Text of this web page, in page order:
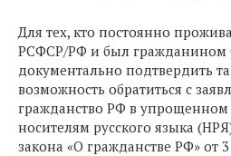
Для тех, кто постоянно
РСФСР/РФ и был гражданином
документально подтвердить
возможность обратиться с
гражданство РФ в упрощенном
носителям русского языка
закона «О гражданстве РФ» от